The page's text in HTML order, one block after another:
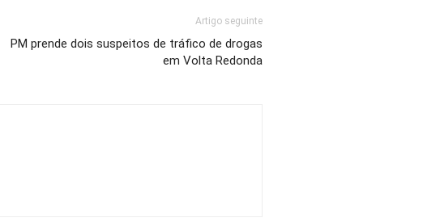
Artigo seguinte
PM prende dois suspeitos de tráfico de drogas
em Volta Redonda